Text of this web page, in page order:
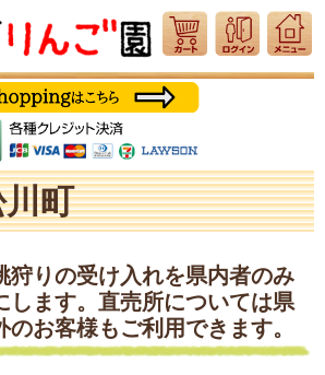
町
狩りの受け入れを県内者のみ
します。直売所については県
のお客様もご利用できます。